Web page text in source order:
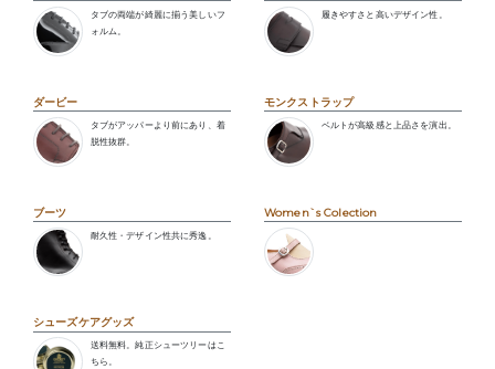
タブの両端が綺麗に揃う美しいフ
ォルム。
履きやすさと高いデザイン性。
ダービー
タブがアッパーより前にあり、着
脱性抜群。
モンクストラップ
ベルトが高級感と上品さを演出。
ブーツ
耐久性・デザイン性共に秀逸。
Women`s Colection
シューズケアグッズ
送料無料。純正シューツリーはこ
ちら。